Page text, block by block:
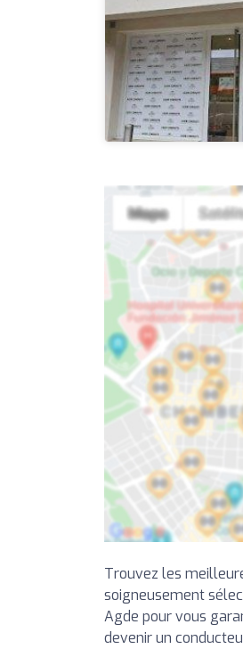
Trouvez les
soigneusement
Agde pour vous
devenir un